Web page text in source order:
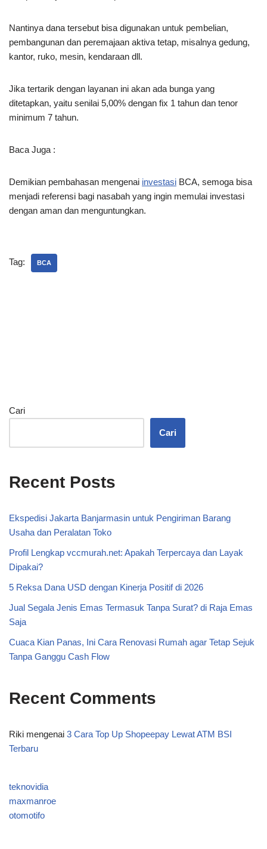
Nantinya dana tersebut bisa digunakan untuk pembelian,
pembangunan dan peremajaan aktiva tetap, misalnya gedung,
kantor, ruko, mesin, kendaraan dll.
Jika tertarik dengan layanan ini akan ada bunga yang
ditetapkan, yaitu senilai 5,00% dengan fix 1 tahun dan tenor
minimum 7 tahun.
Baca Juga :
Demikian pembahasan mengenai investasi BCA, semoga bisa
menjadi referensi bagi nasabah yang ingin memulai investasi
dengan aman dan menguntungkan.
Tag: BCA
Cari
Cari
Recent Posts
Ekspedisi Jakarta Banjarmasin untuk Pengiriman Barang
Usaha dan Peralatan Toko
Profil Lengkap vccmurah.net: Apakah Terpercaya dan Layak
Dipakai?
5 Reksa Dana USD dengan Kinerja Positif di 2026
Jual Segala Jenis Emas Termasuk Tanpa Surat? di Raja Emas
Saja
Cuaca Kian Panas, Ini Cara Renovasi Rumah agar Tetap Sejuk
Tanpa Ganggu Cash Flow
Recent Comments
Riki mengenai 3 Cara Top Up Shopeepay Lewat ATM BSI
Terbaru
teknovidia
maxmanroe
otomotifo